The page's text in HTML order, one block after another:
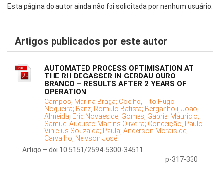
Esta página do autor ainda não foi solicitada por nenhum usuário.
Artigos publicados por este autor
AUTOMATED PROCESS OPTIMISATION AT
THE RH DEGASSER IN GERDAU OURO
BRANCO – RESULTS AFTER 2 YEARS OF
OPERATION
Campos, Marina Braga; Coelho, Tito Hugo
Nogueira; Baitz, Romulo Batista; Berganholi, Joao;
Almeida, Eric Novaes de; Gomes, Gabriel Mauricio;
Samuel Augusto Martins Oliveira; Conceição, Paulo
Vinicius Souza da; Paula, Anderson Morais de;
Carvalho, Neivson José
Artigo – doi 10.5151/2594-5300-34511
p-317-330